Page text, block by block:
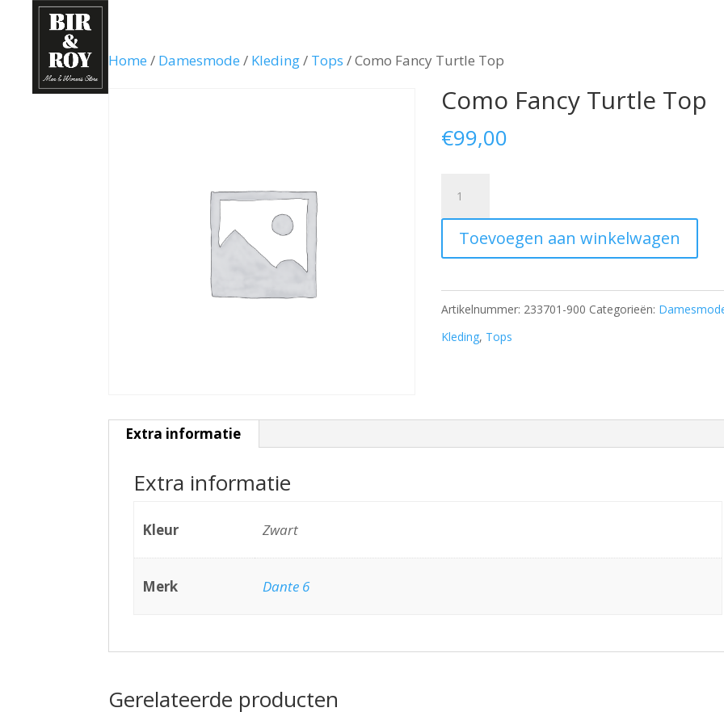
Home / Damesmode / Kleding/ Tops / Como Fancy Turtle Top
Como Fancy Turtle Top
€99,00
Fancy
Turtle
aantal
Toevoegen aan winkelwagen
Artikelnummer: 233701-900 Categorieën:
Kleding, Tops
Extra informatie
Extra informatie
Kleur Zwart
Merk Dante 6
Gerelateerde producten